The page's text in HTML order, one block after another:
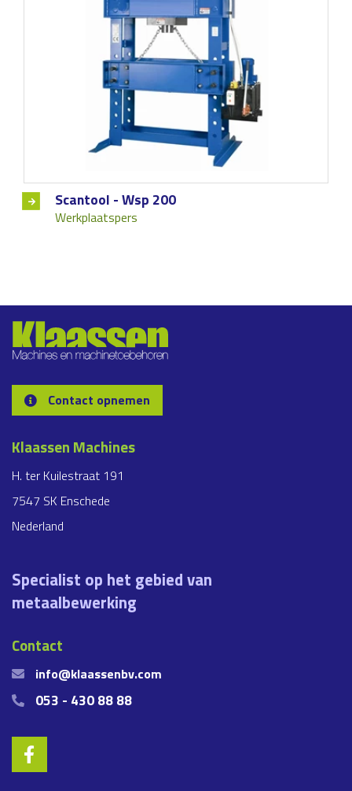
Scantool - Wsp 200
Werkplaatspers
Contact opnemen
Klaassen Machines
H. ter Kuilestraat 191
7547 SK Enschede
Nederland
Specialist op het gebied van
metaalbewerking
Contact
info@klaassenbv.com
053 - 430 88 88